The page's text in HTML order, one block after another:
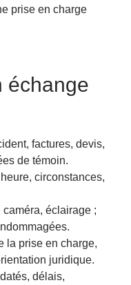
prise en charge
échange
factures, devis,
de témoin.
circonstances,
caméra, éclairage ;
la prise en charge,
juridique.
délais,